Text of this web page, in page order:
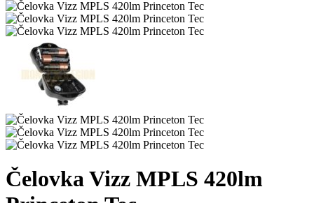
Čelovka Vizz MPLS 420lm